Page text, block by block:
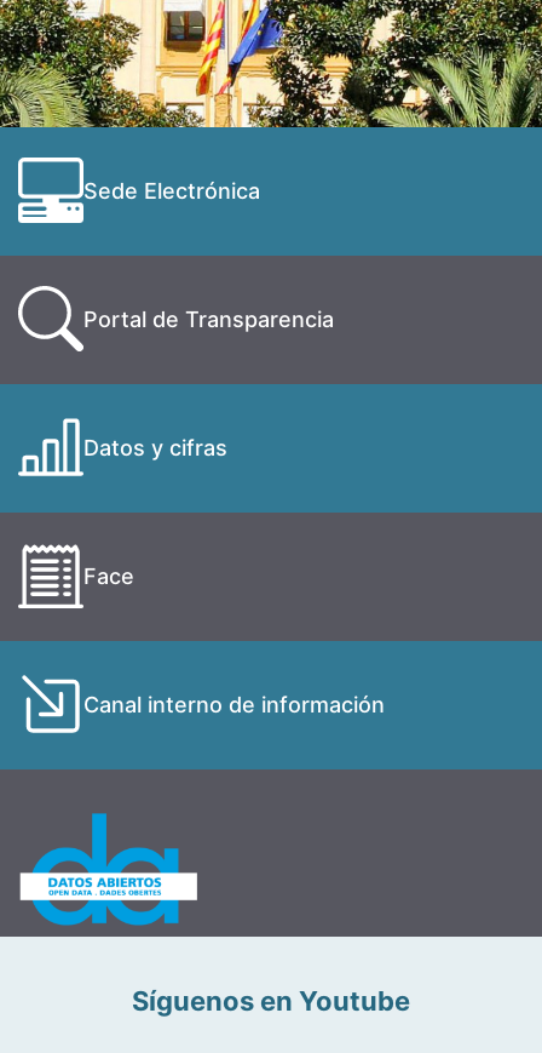
Sede Electrónica
Portal de Transparencia
Datos y cifras
Face
Canal interno de información
Síguenos en Youtube